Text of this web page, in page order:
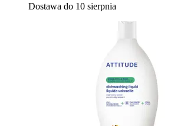
Dostawa do 10 sierpnia